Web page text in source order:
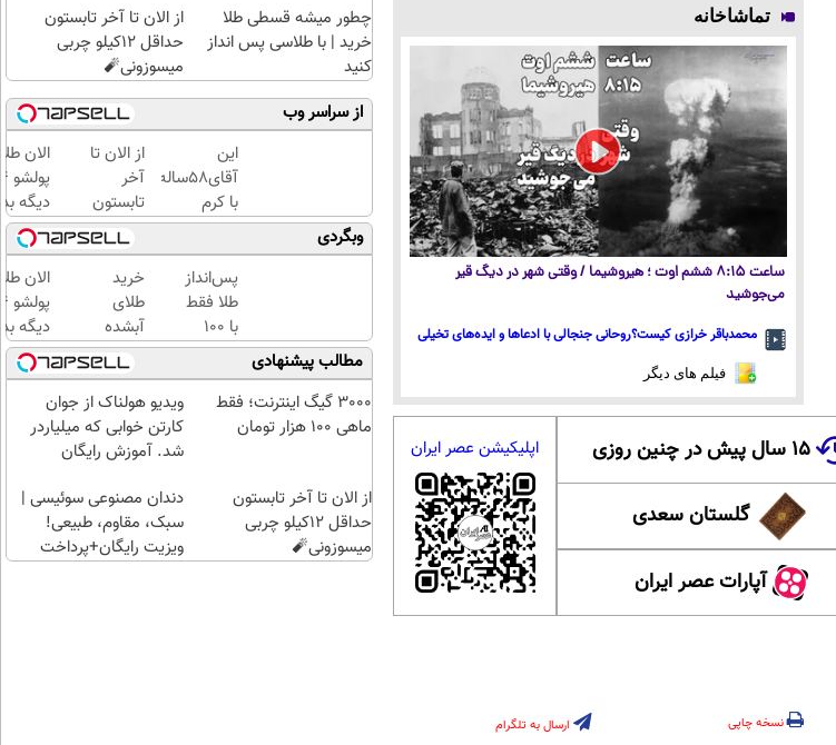
تماشاخانه
ساعت ۸:۱۵ ششم اوت ؛ هیروشیما / وقتی شهر در دیگ قیر
می‌جوشید
محمدباقر خرازی کیست؟روحانی جنجالی با ادعاها و ایده‌های تخیلی
فیلم های دیگر
۱۵ سال پیش در چنین روزی
گلستان سعدی
آپارات عصر ایران
اپلیکیشن عصر ایران
نسخه چاپی ارسال به تلگرام
چطور میشه قسطی طلا
خرید | با طلاسی پس انداز
کنید
از الان تا آخر تابستون
حداقل 12کیلو چربی
میسوزونی🧨
از سراسر وب
این
آقای58ساله
با کرم
ضدچروک
جلبک10سال
جوان
شد(سفارش
با تخفیف)
از الان تا
آخر
تابستون
حداقل
12کیلو
چربی
میسوزونی
🧨
الان
دیگه
طلا با
بی‌بهره
وبگردی
پس‌انداز
طلا فقط
با ۱۰۰
هزارتومان
(امن و
راحت)
خرید
طلای
آبشده
حتی با
۱۰۰هزارتومان
الان
دیگه
طلا با
بی‌بهره
مطالب پیشنهادی
3000 گیگ اینترنت؛ فقط
ماهی 100 هزار تومان
ویدیو هولناک از جوان
کارتن خوابی که میلیاردر
شد. آموزش رایگان
از الان تا آخر تابستون
حداقل 12کیلو چربی
میسوزونی🧨
دندان مصنوعی سوئیسی |
سبک، مقاوم، طبیعی!
ویزیت رایگان+پرداخت